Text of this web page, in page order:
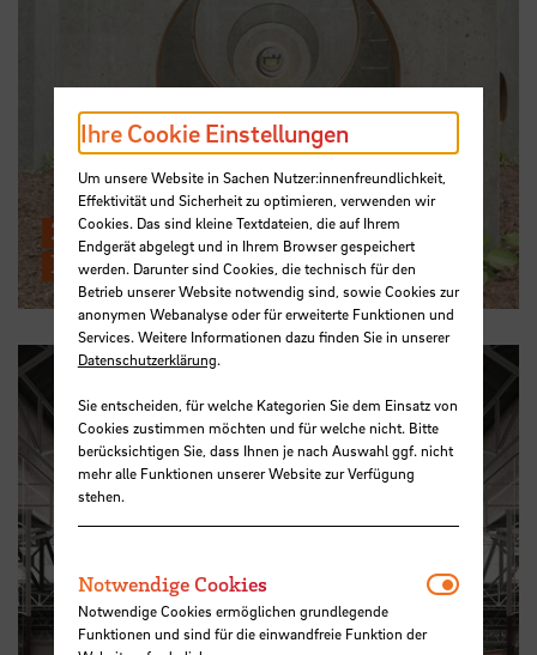
24.06.: Vortrag "Beauty as
Infrastructure for Meaning"
Ihre Cookie Einstellungen
Um unsere Website in Sachen Nutzer:innenfreundlichkeit,
Effektivität und Sicherheit zu optimieren, verwenden wir
Cookies. Das sind kleine Textdateien, die auf Ihrem
Endgerät abgelegt und in Ihrem Browser gespeichert
werden. Darunter sind Cookies, die technisch für den
Betrieb unserer Website notwendig sind, sowie Cookies zur
anonymen Webanalyse oder für erweiterte Funktionen und
Services. Weitere Informationen dazu finden Sie in unserer
Datenschutzerklärung.
Sie entscheiden, für welche Kategorien Sie dem Einsatz von
Cookies zustimmen möchten und für welche nicht. Bitte
berücksichtigen Sie, dass Ihnen je nach Auswahl ggf. nicht
mehr alle Funktionen unserer Website zur Verfügung
stehen.
Notwendige Cookies
Notwendige Cookies ermöglichen grundlegende
Funktionen und sind für die einwandfreie Funktion der